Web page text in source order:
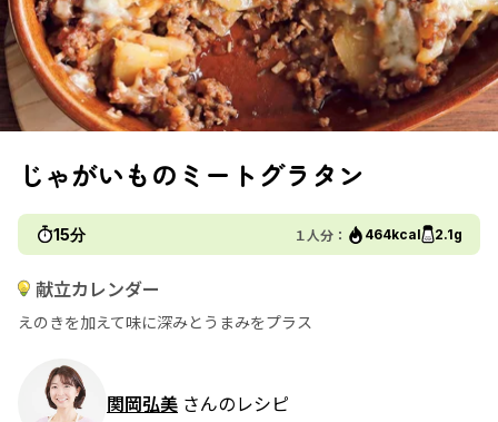
じゃがいものミートグラタン
15分 １人分： 464kcal 2.1g
献立カレンダー
えのきを加えて味に深みとうまみをプラス
関岡弘美 さんのレシピ